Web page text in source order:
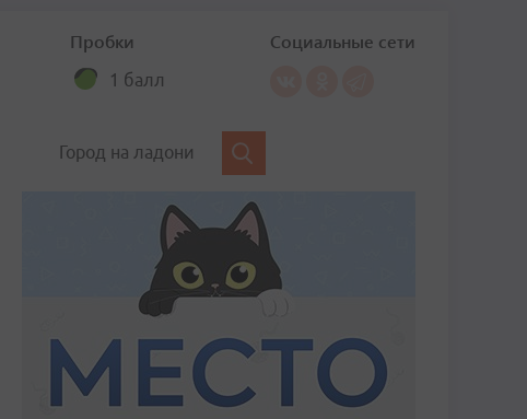
Пробки
1 балл
Социальные сети
Город на ладони